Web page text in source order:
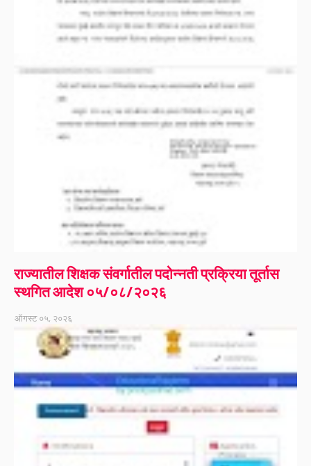
राज्यातील शिक्षक संवर्गातील पदोन्नती प्रक्रिया तूर्तास
स्थगित आदेश ०५/०८/२०२६
ऑगस्ट ०५, २०२६